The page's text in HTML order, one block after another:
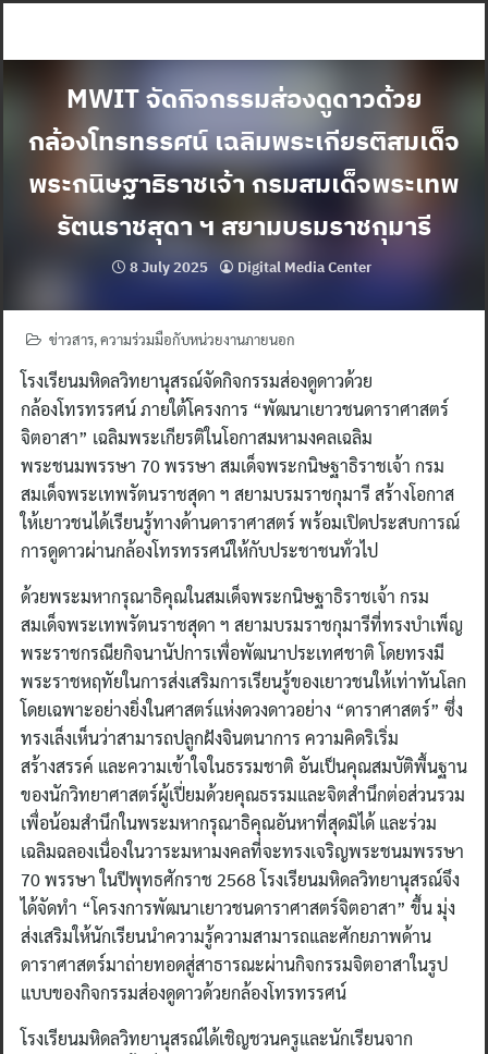
MWIT จัดกิจกรรมส่องดูดาวด้วย
กล้องโทรทรรศน์ เฉลิมพระเกียรติสมเด็จ
พระกนิษฐาธิราชเจ้า กรมสมเด็จพระเทพ
รัตนราชสุดา ฯ สยามบรมราชกุมารี
8 July 2025 Digital Media Center
ข่าวสาร,ความร่วมมือกับหน่วยงานภายนอก
โรงเรียนมหิดลวิทยานุสรณ์จัดกิจกรรมส่องดูดาวด้วย
กล้องโทรทรรศน์ ภายใต้โครงการ “พัฒนาเยาวชนดาราศาสตร์
จิตอาสา” เฉลิมพระเกียรติในโอกาสมหามงคลเฉลิม
พระชนมพรรษา 70 พรรษา สมเด็จพระกนิษฐาธิราชเจ้า กรม
สมเด็จพระเทพรัตนราชสุดา ฯ สยามบรมราชกุมารี สร้างโอกาส
ให้เยาวชนได้เรียนรู้ทางด้านดาราศาสตร์ พร้อมเปิดประสบการณ์
การดูดาวผ่านกล้องโทรทรรศน์ให้กับประชาชนทั่วไป
ด้วยพระมหากรุณาธิคุณในสมเด็จพระกนิษฐาธิราชเจ้า กรม
สมเด็จพระเทพรัตนราชสุดา ฯ สยามบรมราชกุมารีที่ทรงบำเพ็ญ
พระราชกรณียกิจนานัปการเพื่อพัฒนาประเทศชาติ โดยทรงมี
พระราชหฤทัยในการส่งเสริมการเรียนรู้ของเยาวชนให้เท่าทันโลก
โดยเฉพาะอย่างยิ่งในศาสตร์แห่งดวงดาวอย่าง “ดาราศาสตร์” ซึ่ง
ทรงเล็งเห็นว่าสามารถปลูกฝังจินตนาการ ความคิดริเริ่ม
สร้างสรรค์ และความเข้าใจในธรรมชาติ อันเป็นคุณสมบัติพื้นฐาน
ของนักวิทยาศาสตร์ผู้เปี่ยมด้วยคุณธรรมและจิตสำนึกต่อส่วนรวม
เพื่อน้อมสำนึกในพระมหากรุณาธิคุณอันหาที่สุดมิได้ และร่วม
เฉลิมฉลองเนื่องในวาระมหามงคลที่จะทรงเจริญพระชนมพรรษา
70 พรรษา ในปีพุทธศักราช 2568 โรงเรียนมหิดลวิทยานุสรณ์จึง
ได้จัดทำ “โครงการพัฒนาเยาวชนดาราศาสตร์จิตอาสา” ขึ้น มุ่ง
ส่งเสริมให้นักเรียนนำความรู้ความสามารถและศักยภาพด้าน
ดาราศาสตร์มาถ่ายทอดสู่สาธารณะผ่านกิจกรรมจิตอาสาในรูป
แบบของกิจกรรมส่องดูดาวด้วยกล้องโทรทรรศน์
โรงเรียนมหิดลวิทยานุสรณ์ได้เชิญชวนครูและนักเรียนจาก